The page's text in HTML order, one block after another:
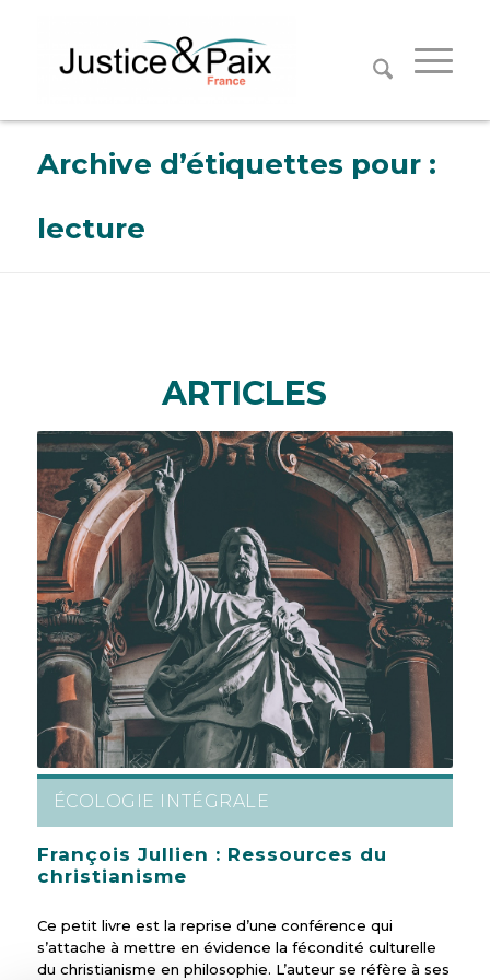
Archive d’étiquettes pour :
lecture
ARTICLES
ÉCOLOGIE INTÉGRALE
François Jullien : Ressources du
christianisme
Ce petit livre est la reprise d’une conférence qui
s’attache à mettre en évidence la fécondité culturelle
du christianisme en philosophie. L’auteur se réfère à ses